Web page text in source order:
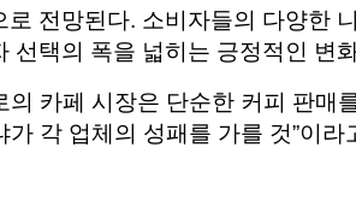
전망된다. 소비자들의 다양한
선택의 폭을 넓히는 긍정적인 변
의 카페 시장은 단순한 커피 판
각 업체의 성패를 가를 것”이라